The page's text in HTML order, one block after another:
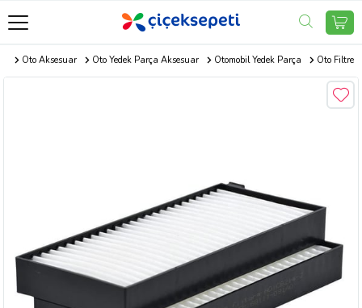
Oto Aksesuar Oto Yedek Parça Aksesuar Otomobil Yedek Parça Oto Filtre